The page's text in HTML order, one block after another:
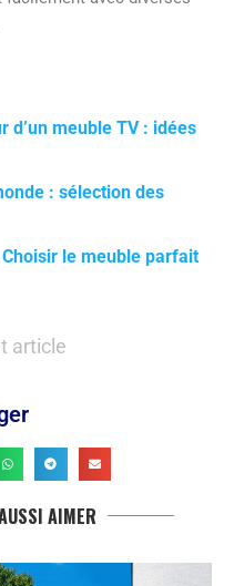
d’un meuble TV : idées
: sélection des
le meuble parfait
article
AIMER